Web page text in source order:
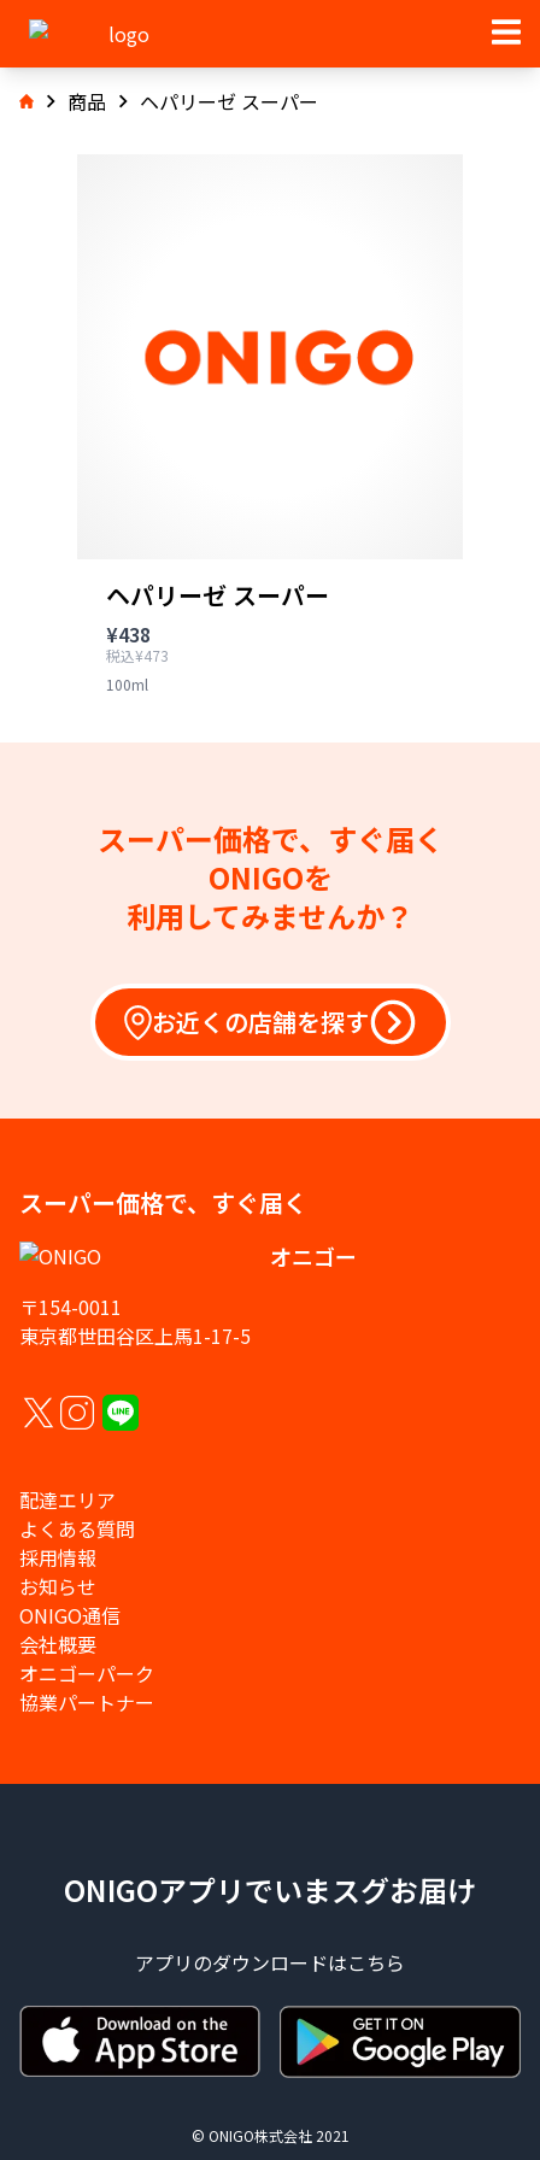
商品 ヘパリーゼ スーパー
ヘパリーゼ スーパー
¥438
税込¥473
100ml
スーパー価格で、すぐ届く
ONIGOを
利用してみませんか？
お近くの店舗を探す
スーパー価格で、すぐ届く
オニゴー
〒154-0011
東京都世田谷区上馬1-17-5
配達エリア
よくある質問
採用情報
お知らせ
ONIGO通信
会社概要
オニゴーパーク
協業パートナー
ONIGOアプリでいまスグお届け
アプリのダウンロードはこちら
© ONIGO株式会社 2021